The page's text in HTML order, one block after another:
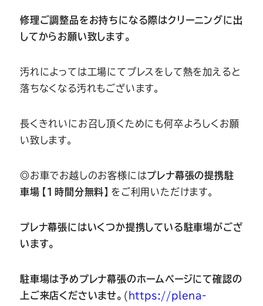
修理ご調整品をお持ちになる際はクリーニングに出
してからお願い致します。
汚れによっては工場にてプレスをして熱を加えると
落ちなくなる汚れもございます。
長くきれいにお召し頂くためにも何卒よろしくお願
い致します。
◎お車でお越しのお客様にはプレナ幕張の提携駐
車場【1時間分無料】 をご利用いただけます。
プレナ幕張にはいくつか提携している駐車場がござ
います。
駐車場は予めプレナ幕張のホームページにて確認の
上ご来店くださいませ。 ( https://plena-